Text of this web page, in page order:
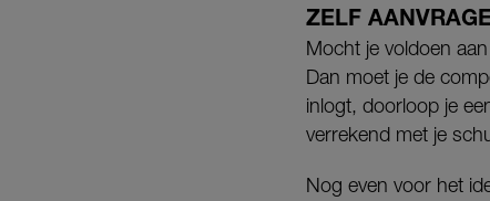
ZELF
Mocht je voldoen
Dan moet je de
inlogt, doorloop je
verrekend met je
Nog even voor het